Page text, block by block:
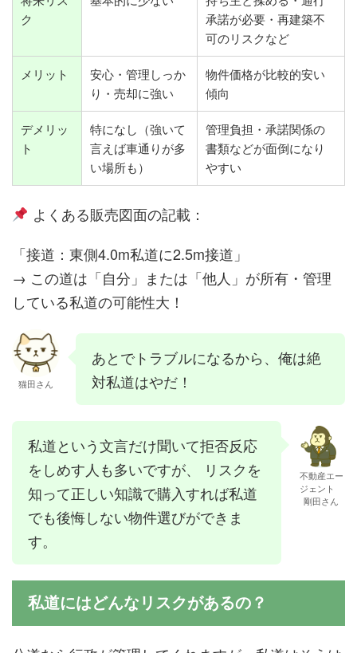
ク
承諾が必要・再建築不
可のリスクなど
メリット
安心・管理しっか
り・売却に強い
物件価格が比較的安い
傾向
デメリッ
ト
特になし（強いて
言えば車通りが多
い場所も）
管理負担・承諾関係の
書類などが面倒になり
やすい
よくある販売図面の記載：
「接道：東側4.0m私道に2.5m接道」
→ この道は「自分」または「他人」が所有・管理
している私道の可能性大！
猫田さん
あとでトラブルになるから、俺は絶
対私道はやだ！
私道という文言だけ聞いて拒否反応
をしめす人も多いですが、 リスクを
知って正しい知識で購入すれば私道
でも後悔しない物件選びができま
す。
不動産エー
ジェント
剛田さん
私道にはどんなリスクがあるの？